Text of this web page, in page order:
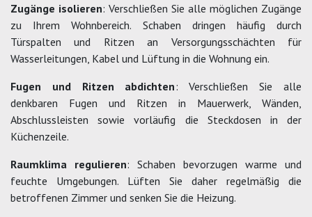
Zugänge isolieren: Verschließen Sie alle möglichen Zugänge
zu Ihrem Wohnbereich. Schaben dringen häufig durch
Türspalten und Ritzen an Versorgungsschächten für
Wasserleitungen, Kabel und Lüftung in die Wohnung ein.
Fugen und Ritzen abdichten: Verschließen Sie alle
denkbaren Fugen und Ritzen in Mauerwerk, Wänden,
Abschlussleisten sowie vorläufig die Steckdosen in der
Küchenzeile.
Raumklima regulieren: Schaben bevorzugen warme und
feuchte Umgebungen. Lüften Sie daher regelmäßig die
betroffenen Zimmer und senken Sie die Heizung.